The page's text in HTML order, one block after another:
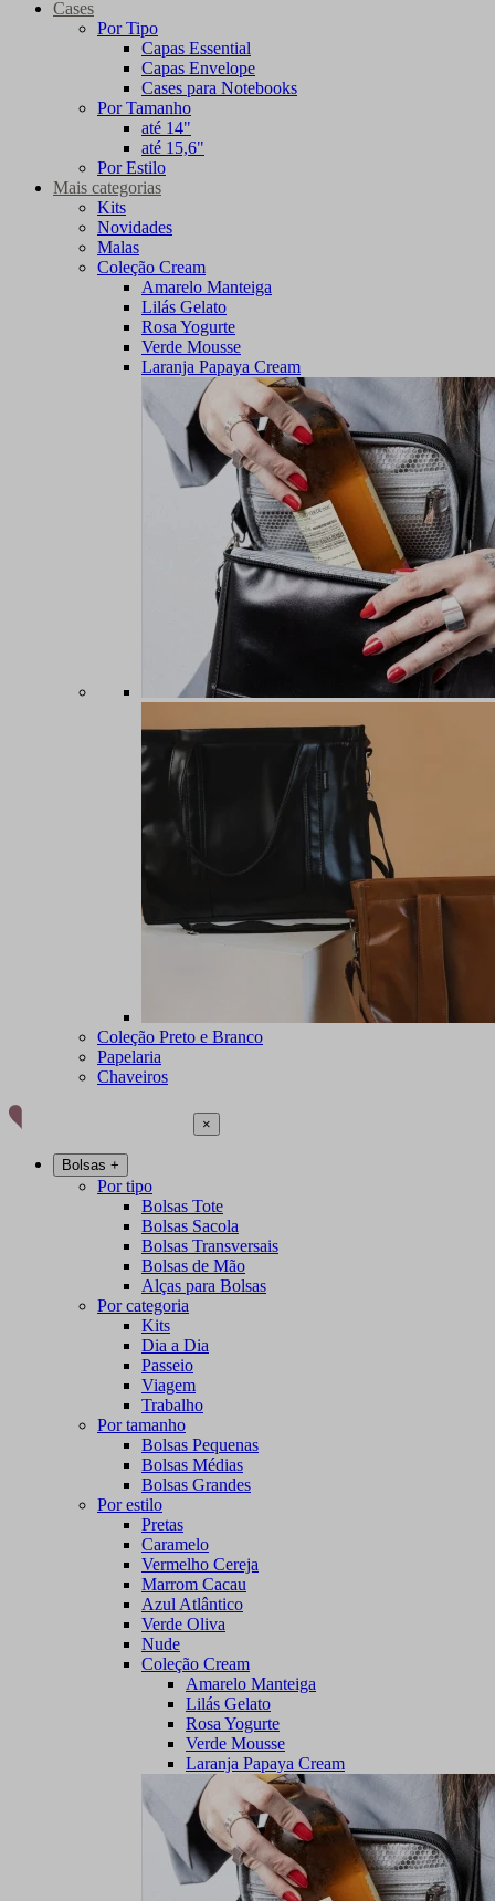
Cases
Por Tipo
Capas Essential
Capas Envelope
Cases para Notebooks
Por Tamanho
até 14"
até 15,6"
Por Estilo
Mais categorias
Kits
Novidades
Malas
Coleção Cream
Amarelo Manteiga
Lilás Gelato
Rosa Yogurte
Verde Mousse
Laranja Papaya Cream
Coleção Preto e Branco
Papelaria
Chaveiros
×
Bolsas +
Por tipo
Bolsas Tote
Bolsas Sacola
Bolsas Transversais
Bolsas de Mão
Alças para Bolsas
Por categoria
Kits
Dia a Dia
Passeio
Viagem
Trabalho
Por tamanho
Bolsas Pequenas
Bolsas Médias
Bolsas Grandes
Por estilo
Pretas
Caramelo
Vermelho Cereja
Marrom Cacau
Azul Atlântico
Verde Oliva
Nude
Coleção Cream
Amarelo Manteiga
Lilás Gelato
Rosa Yogurte
Verde Mousse
Laranja Papaya Cream